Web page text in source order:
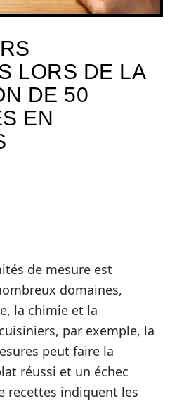
LORS DE LA
DE 50
EN
de mesure est
domaines,
la chimie et la
par exemple, la
peut faire la
réussi et un échec
recettes indiquent les